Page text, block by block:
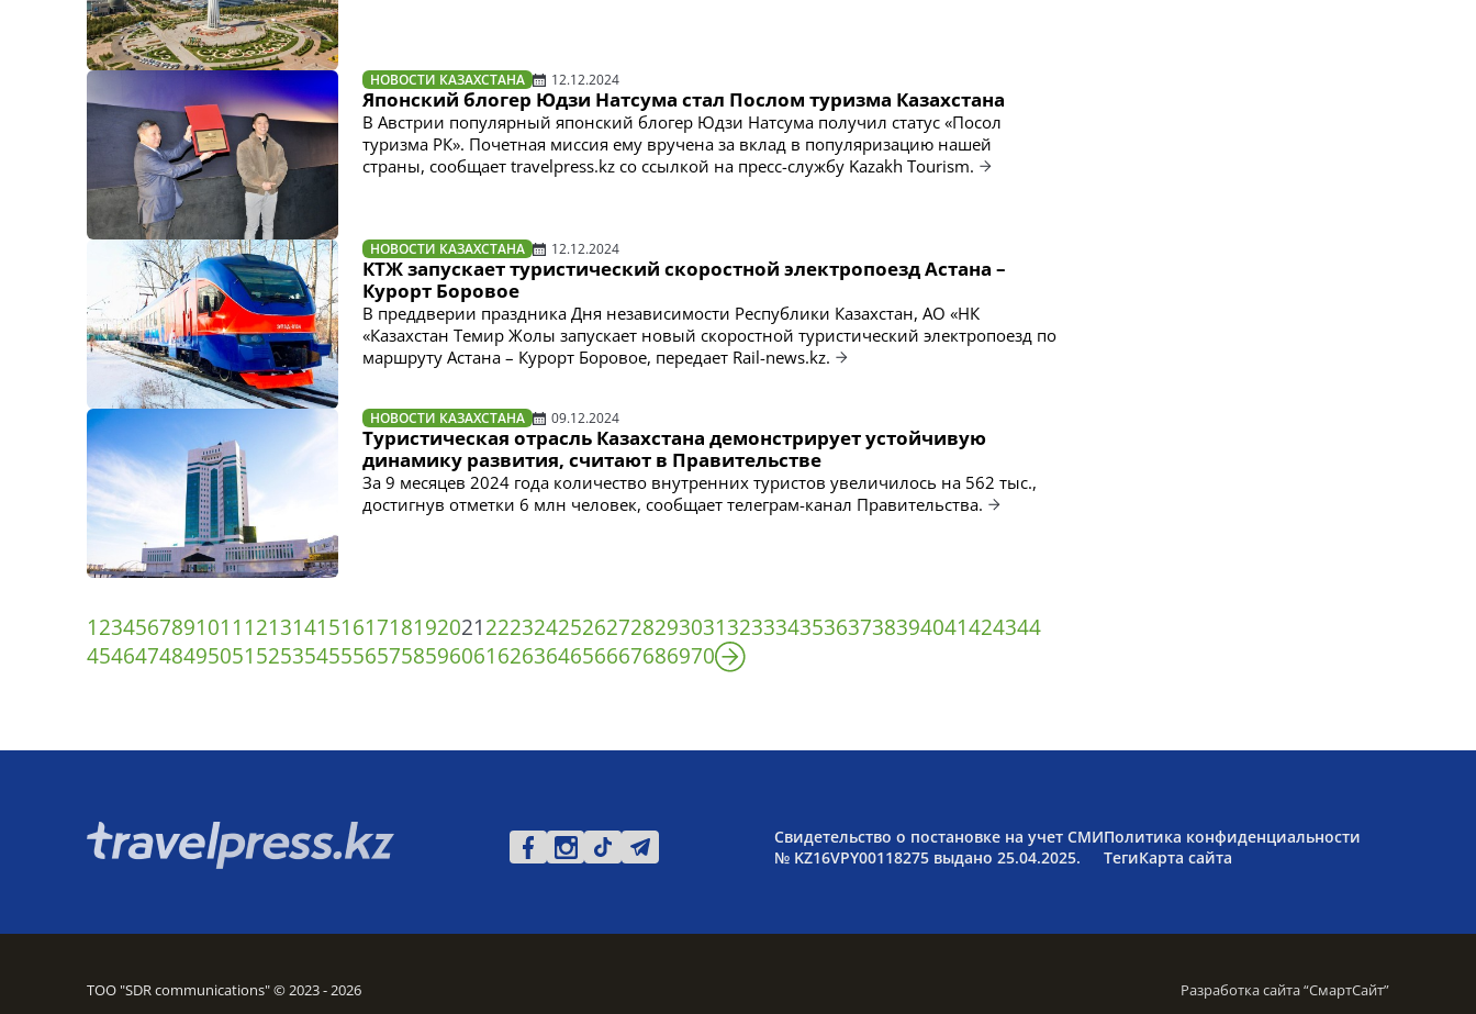
НОВОСТИ КАЗАХСТАНА 12.12.2024
Японский блогер Юдзи Натсума стал Послом туризма Казахстана
В Австрии популярный японский блогер Юдзи Натсума получил статус «Посол
туризма РК». Почетная миссия ему вручена за вклад в популяризацию нашей
страны, сообщает travelpress.kz со ссылкой на пресс-службу Kazakh Tourism.
НОВОСТИ КАЗАХСТАНА 12.12.2024
КТЖ запускает туристический скоростной электропоезд Астана –
Курорт Боровое
В преддверии праздника Дня независимости Республики Казахстан, АО «НК
«Казахстан Темир Жолы запускает новый скоростной туристический электропоезд по
маршруту Астана – Курорт Боровое, передает Rail-news.kz.
НОВОСТИ КАЗАХСТАНА 09.12.2024
Туристическая отрасль Казахстана демонстрирует устойчивую
динамику развития, считают в Правительстве
За 9 месяцев 2024 года количество внутренних туристов увеличилось на 562 тыс.,
достигнув отметки 6 млн человек, сообщает телеграм-канал Правительства.
1234567891011 121314151617181920212223242526272829303132333435363738394041424344
4546474849505152535455565758596061626364656667686970
Свидетельство о постановке на учет СМИ
№ KZ16VPY00118275 выдано 25.04.2025.
Политика конфиденциальности
ТегиКарта сайта
ТОО "SDR communications" © 2023 - 2026 Разработка сайта “СмартСайт”